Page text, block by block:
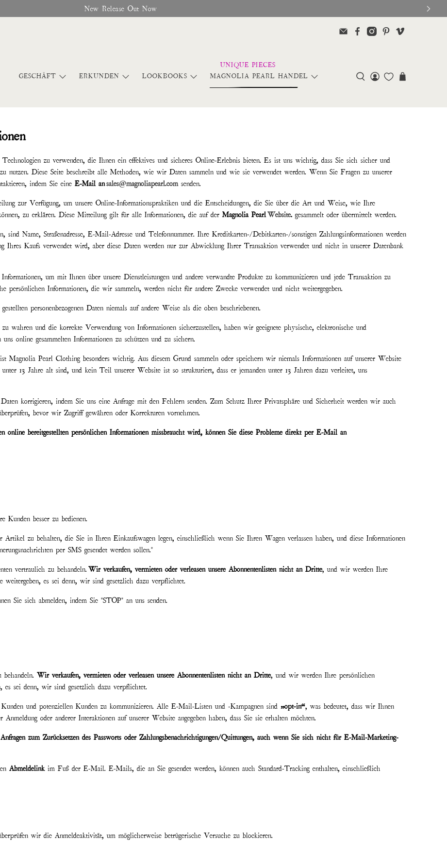
New Release Out Now
GESCHÄFT ERKUNDEN LOOKBOOKS MAGNOLIA PEARL HANDEL
zu verwenden, die Ihnen ein effektives und sicheres Online-Erlebnis bieten. Es ist uns wichtig, dass Sie sich sicher und
nutzen. Diese Seite beschreibt alle Methoden, wie wir Daten sammeln und wie sie verwendet werden. Wenn Sie Fragen zu unserer
indem Sie eine E-Mail ansales@magnoliapearl.comsenden.
zur Verfügung, um unsere Online-Informationspraktiken und die Entscheidungen, die Sie über die Art und Weise, wie Ihre
zu erklären. Diese Mitteilung gilt für alle Informationen, die auf der Magnolia PearlWebsite. gesammelt oder übermittelt werden.
Name, Straßenadresse, E-Mail-Adresse und Telefonnummer. Ihre Kreditkarten-/Debitkarten-/sonstigen Zahlungsinformationen werden
Ihres Kaufs verwendet wird, aber diese Daten werden nur zur Abwicklung Ihrer Transaktion verwendet und nicht in unserer Datenbank
um mit Ihnen über unsere Dienstleistungen und andere verwandte Produkte zu kommunizieren und jede Transaktion zu
persönlichen Informationen, die wir sammeln, werden nicht für andere Zwecke verwendet und nicht weitergegeben.
personenbezogenen Daten niemals auf andere Weise als die oben beschriebenen.
wahren und die korrekte Verwendung von Informationen sicherzustellen, haben wir geeignete physische, elektronische und
online gesammelten Informationen zu schützen und zu sichern.
Magnolia Pearl Clothing besonders wichtig. Aus diesem Grund sammeln oder speichern wir niemals Informationen auf unserer Website
13 Jahre alt sind, und kein Teil unserer Website ist so strukturiert, dass er jemanden unter 13 Jahren dazu verleitet, uns
korrigieren, indem Sie uns eine Anfrage mit den Fehlern senden. Zum Schutz Ihrer Privatsphäre und Sicherheit werden wir auch
bevor wir Zugriff gewähren oder Korrekturen vornehmen.
bereitgestellten persönlichen Informationen missbraucht wird, können Sie diese Probleme direkt per E-Mail an
Kunden besser zu bedienen.
zu behalten, die Sie in Ihren Einkaufswagen legen, einschließlich wenn Sie Ihren Wagen verlassen haben, und diese Informationen
per SMS gesendet werden sollen."
vertraulich zu behandeln.Wir verkaufen, vermieten oder verleasen unsere Abonnentenlisten nicht an Dritte, und wir werden Ihre
es sei denn, wir sind gesetzlich dazu verpflichtet.
Sie sich abmelden, indem Sie "STOP" an uns senden.
Wir verkaufen, vermieten oder verleasen unsere Abonnentenlisten nicht an Dritte, und wir werden Ihre persönlichen
sei denn, wir sind gesetzlich dazu verpflichtet.
und potenziellen Kunden zu kommunizieren. Alle E-Mail-Listen und -Kampagnen sind „opt-in“, was bedeutet, dass wir Ihnen
oder anderer Interaktionen auf unserer Website angegeben haben, dass Sie sie erhalten möchten.
zum Zurücksetzen des Passworts oder Zahlungsbenachrichtigungen/Quittungen, auch wenn Sie sich nicht für E-Mail-Marketing-
Abmeldelinkim Fuß der E-Mail. E-Mails, die an Sie gesendet werden, können auch Standard-Tracking enthalten, einschließlich
wir die Anmeldeaktivität, um möglicherweise betrügerische Versuche zu blockieren.